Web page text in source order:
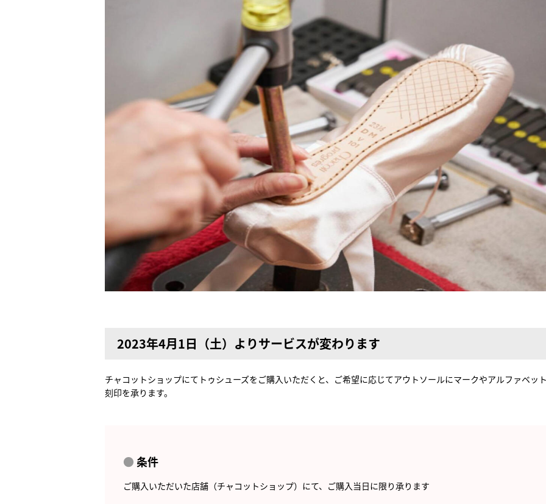
2023年4月1日（土）よりサービスが変わります
チャコットショップにてトゥシューズをご購入いただくと、ご希望に応じてアウトソールにマークやアルファベッ
刻印を承ります。
条件
ご購入いただいた店舗（チャコットショップ）にて、ご購入当日に限り承ります